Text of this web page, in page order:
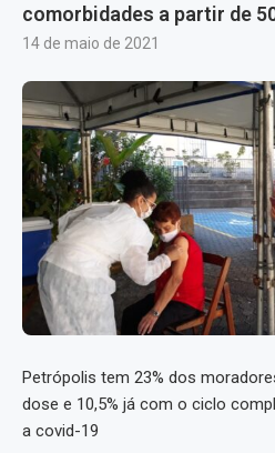
comorbidades a partir de
14 de maio de 2021
Petrópolis tem 23% dos
dose e 10,5% já com o ciclo
a covid-19